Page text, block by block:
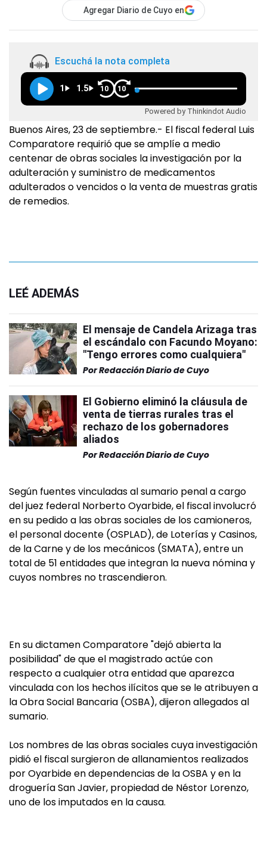
Agregar Diario de Cuyo en
Escuchá la nota completa
1 1.5 10 10
Powered by Thinkindot Audio
Buenos Aires, 23 de septiembre.- El fiscal federal Luis
Comparatore requirió que se amplíe a medio
centenar de obras sociales la investigación por la
adulteración y suministro de medicamentos
adulterados o vencidos o la venta de muestras gratis
de remedios.
LEÉ ADEMÁS
El mensaje de Candela Arizaga tras
el escándalo con Facundo Moyano:
"Tengo errores como cualquiera"
PorRedacción Diario de Cuyo
El Gobierno eliminó la cláusula de
venta de tierras rurales tras el
rechazo de los gobernadores
aliados
PorRedacción Diario de Cuyo
Según fuentes vinculadas al sumario penal a cargo
del juez federal Norberto Oyarbide, el fiscal involucró
en su pedido a las obras sociales de los camioneros,
el personal docente (OSPLAD), de Loterías y Casinos,
de la Carne y de los mecánicos (SMATA), entre un
total de 51 entidades que integran la nueva nómina y
cuyos nombres no trascendieron.
En su dictamen Comparatore "dejó abierta la
posibilidad" de que el magistrado actúe con
respecto a cualquier otra entidad que aparezca
vinculada con los hechos ilícitos que se le atribuyen a
la Obra Social Bancaria (OSBA), dijeron allegados al
sumario.
Los nombres de las obras sociales cuya investigación
pidió el fiscal surgieron de allanamientos realizados
por Oyarbide en dependencias de la OSBA y en la
droguería San Javier, propiedad de Néstor Lorenzo,
uno de los imputados en la causa.